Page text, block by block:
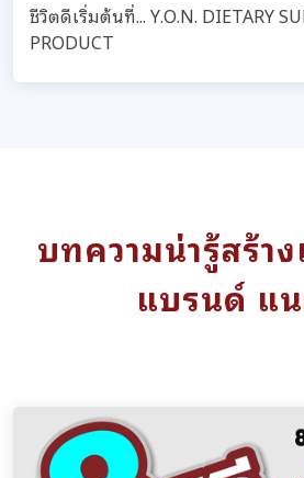
ชีวิตดีเริ่มต้นที่... Y.O.N. DIETARY
PRODUCT
บทความน่ารู้สร้า
แบรนด์ แน